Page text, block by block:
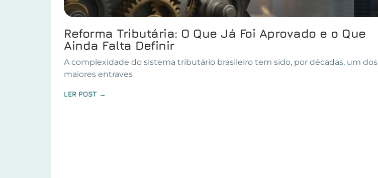
Reforma Tributária: O Que Já Foi Aprovado e o Que
Ainda Falta Definir
A complexidade do sistema tributário brasileiro tem sido, por décadas, um dos
maiores entraves
LER POST →